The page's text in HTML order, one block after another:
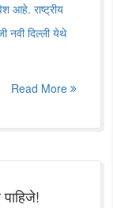
आहे. राष्ट्रीय
नवी दिल्ली येथे
Read More